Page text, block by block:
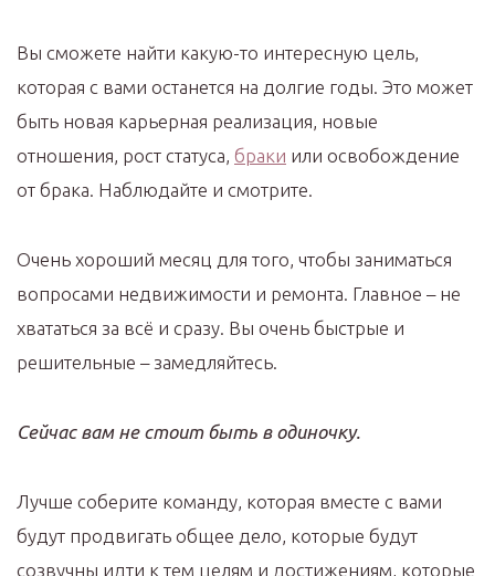
Вы сможете найти какую-то интересную цель,
которая с вами останется на долгие годы. Это может
быть новая карьерная реализация, новые
отношения, рост статуса, браки или освобождение
от брака. Наблюдайте и смотрите.
Очень хороший месяц для того, чтобы заниматься
вопросами недвижимости и ремонта. Главное – не
хвататься за всё и сразу. Вы очень быстрые и
решительные – замедляйтесь.
Сейчас вам не стоит быть в одиночку.
Лучше соберите команду, которая вместе с вами
будут продвигать общее дело, которые будут
созвучны идти к тем целям и достижениям, которые